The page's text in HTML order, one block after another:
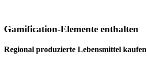
Gamification-Elemente enthalten
Regional produzierte Lebensmittel kaufen